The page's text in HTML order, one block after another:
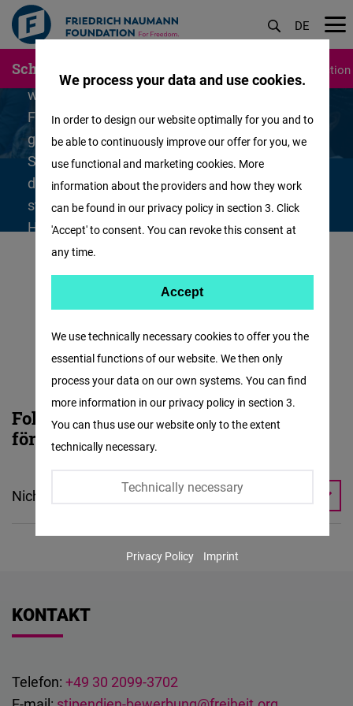
Skip
main
content
DE
Scholarships
Du hast gute bis sehr gute Noten oder
akademische Leistungen, interessierst Dich für
Politik, bist engagiert und hast eine liberale,
weltoffene Einstellung? Dann bist Du bei der
Friedrich-Naumann-Stiftung für die Freiheit
genau richtig und kannst Dich hier um ein
Studienstipendium bewerben. Wir fördern
deutsche und ausländische Studierende, die an
staatlichen oder staatlich anerkannten
Hochschulen und Fachhochschulen im
Vollstudium studieren.
Folgendes können wir leider nicht
fördern
Nicht förderbare Studiengänge
- Zweitstudien
- Teilzeitstudiengänge
werden
- Bachelor-Studiengänge bei ausländischen, Nicht-
EU- Studierenden
KONTAKT
Telefon: +49 30 2099-3702
We process your data and use cookies.
We use technically necessary cookies to offer you the
essential functions of our website. We then only
process your data on our own systems. You can find
more information in our privacy policy in section 3.
You can thus use our website only to the extent
technically necessary.
Technically necessary
In order to design our website optimally for you and to
be able to continuously improve our offer for you, we
use functional and marketing cookies. More
information about the providers and how they work
can be found in our privacy policy in section 3. Click
'Accept' to consent. You can revoke this consent at
any time.
Facebook
Embed
Twitter
Embed
Google
Embed
Accept
Privacy Policy Imprint